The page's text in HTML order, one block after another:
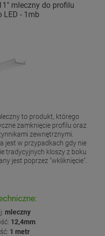
mleczny do profilu
LED - 1mb
to produkt, którego
zamknięcie profilu oraz
zewnętrznymi.
jest w przypadkach gdy nie
tradycyjnych kloszy z boku
jest poprzez "wkliknięcie".
mleczny
12,4mm
1 metr